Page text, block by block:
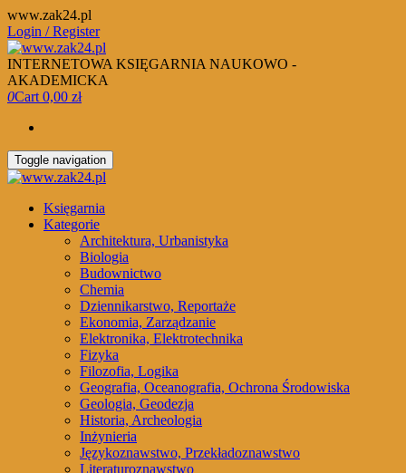
Skip
to
the
content
www.zak24.pl
Login / Register
INTERNETOWA KSIĘGARNIA NAUKOWO -
AKADEMICKA
0Cart 0,00 zł
Toggle navigation
Księgarnia
Kategorie
Architektura, Urbanistyka
Biologia
Budownictwo
Chemia
Dziennikarstwo, Reportaże
Ekonomia, Zarządzanie
Elektronika, Elektrotechnika
Fizyka
Filozofia, Logika
Geografia, Oceanografia, Ochrona Środowiska
Geologia, Geodezja
Historia, Archeologia
Inżynieria
Językoznawstwo, Przekładoznawstwo
Literaturoznawstwo